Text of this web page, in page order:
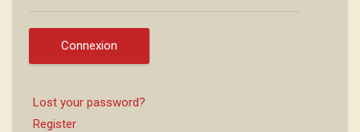
Connexion
Lost your password?
Register